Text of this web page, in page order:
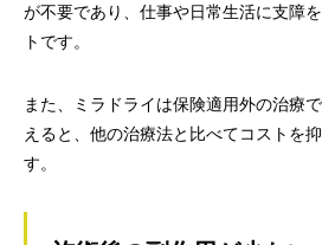
が不要であり、仕事や日常生活に支障
トです。
また、ミラドライは保険適用外の治療
えると、他の治療法と比べてコストを
す。